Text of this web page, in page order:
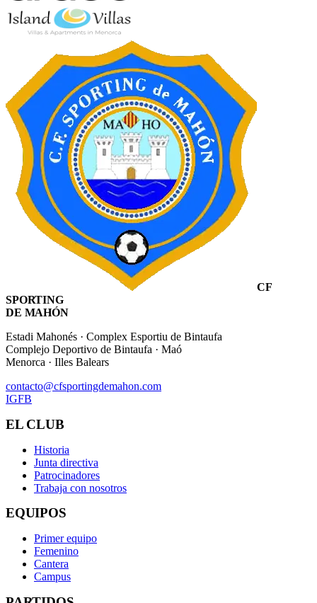
CF
SPORTING
DE MAHÓN
Estadi Mahonés · Complex Esportiu de Bintaufa
Complejo Deportivo de Bintaufa · Maó
Menorca · Illes Balears
contacto@cfsportingdemahon.com
IGFB
EL CLUB
Historia
Junta directiva
Patrocinadores
Trabaja con nosotros
EQUIPOS
Primer equipo
Femenino
Cantera
Campus